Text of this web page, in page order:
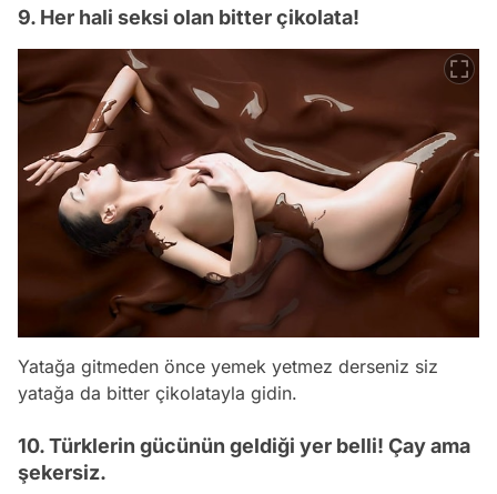
9. Her hali seksi olan bitter çikolata!
Yatağa gitmeden önce yemek yetmez derseniz siz
yatağa da bitter çikolatayla gidin.
10. Türklerin gücünün geldiği yer belli! Çay ama
şekersiz.